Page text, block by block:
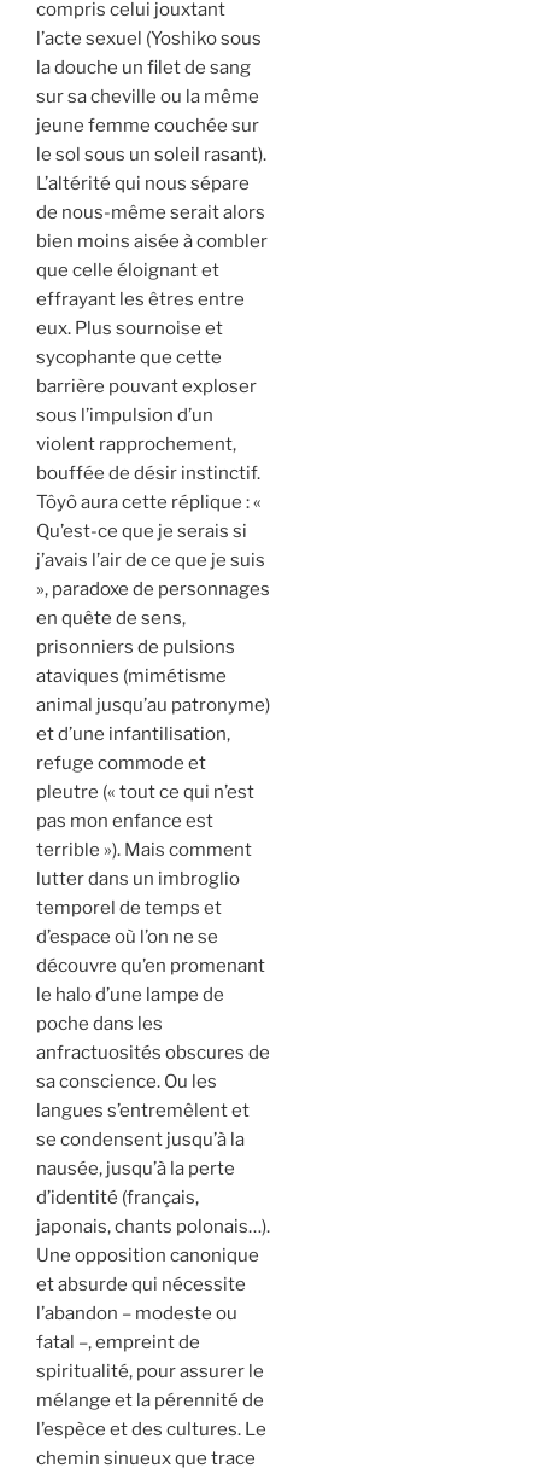
compris celui jouxtant
l’acte sexuel (Yoshiko sous
la douche un filet de sang
sur sa cheville ou la même
jeune femme couchée sur
le sol sous un soleil rasant).
L’altérité qui nous sépare
de nous-même serait alors
bien moins aisée à combler
que celle éloignant et
effrayant les êtres entre
eux. Plus sournoise et
sycophante que cette
barrière pouvant exploser
sous l’impulsion d’un
violent rapprochement,
bouffée de désir instinctif.
Tôyô aura cette réplique :«
Qu’est-ce que je serais si
j’avais l’air de ce que je suis
», paradoxe de personnages
en quête de sens,
prisonniers de pulsions
ataviques (mimétisme
animal jusqu’au patronyme)
et d’une infantilisation,
refuge commode et
pleutre (« tout ce qui n’est
pas mon enfance est
terrible »). Mais comment
lutter dans un imbroglio
temporel de temps et
d’espace où l’on ne se
découvre qu’en promenant
le halo d’une lampe de
poche dans les
anfractuosités obscures de
sa conscience. Ou les
langues s’entremêlent et
se condensent jusqu’à la
nausée, jusqu’à la perte
d’identité (français,
japonais, chants polonais…).
Une opposition canonique
et absurde qui nécessite
l’abandon – modeste ou
fatal –, empreint de
spiritualité, pour assurer le
mélange et la pérennité de
l’espèce et des cultures. Le
chemin sinueux que trace